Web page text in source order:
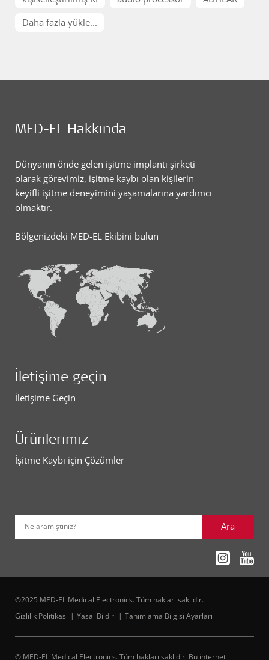
Daha fazla yükle...
MED-EL Hakkında
Dünyanın önde gelen işitme implantı şirketi
olarak görevimiz, işitme kaybı olan kişilerin
keyifli işitme deneyimini yaşamalarına yardımcı
olmaktır.
Bölgenizdeki MED-EL Ekibini bulun
İletişime geçin
İletişime Geçin
Ürünlerimiz
İşitme Kaybı için Çözümler
Ne aramıştınız? Ara
©2025 MED-EL Medical Electronics. Tüm hakları saklıdır.
Gizlilik Politikası
Yasal Bildiri Tanımlama Bilgisi Ayarları
© MED-EL Medical Electronics. Tüm hakları saklıdır. Bu internet